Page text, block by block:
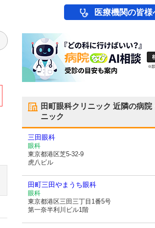
医療機関の皆様
田町眼科クリニック 近隣の病院
ニック
三田眼科
眼科
東京都港区芝5-32-9
虎八ビル
田町三田やまうち眼科
眼科
東京都港区三田三丁目1番5号
第一奈半利川ビル1階